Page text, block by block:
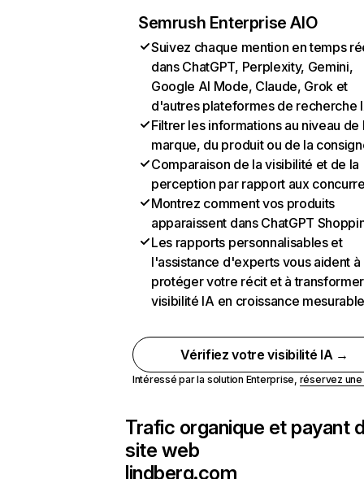
Semrush Enterprise AIO
Suivez chaque mention en temps
dans ChatGPT, Perplexity, Gemini,
Google AI Mode, Claude, Grok et
d'autres plateformes de recherche
Filtrer les informations au niveau de
marque, du produit ou de la
Comparaison de la visibilité et de la
perception par rapport aux
Montrez comment vos produits
apparaissent dans ChatGPT
Les rapports personnalisables et
l'assistance d'experts vous aident à
protéger votre récit et à
visibilité IA en croissance
Vérifiez votre visibilité IA →
Intéressé par la solution Enterprise, réservez
Trafic organique et payant
site web
lindberg.com